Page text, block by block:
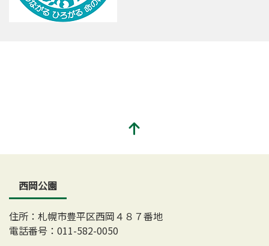
西岡公園
住所：札幌市豊平区西岡４８７番地
電話番号：011-582-0050